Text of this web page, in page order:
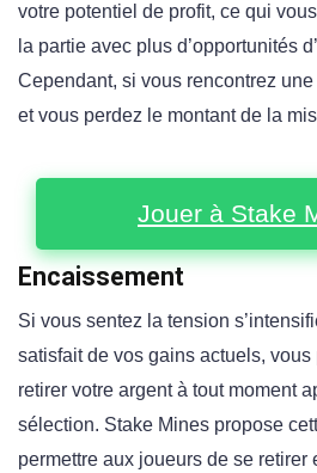
votre potentiel de profit, ce qui
la partie avec plus d’opportunités
Cependant, si vous rencontrez une
et vous perdez le montant de la
Jouer à Stake
Encaissement
Si vous sentez la tension
satisfait de vos gains actuels,
retirer votre argent à tout moment
sélection. Stake Mines propose
permettre aux joueurs de se retirer